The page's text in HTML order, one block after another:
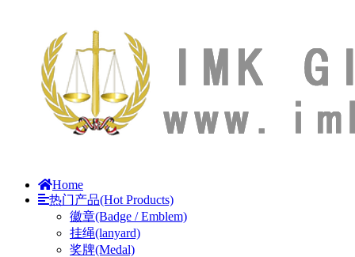
Home
热门产品(Hot Products)
徽章(Badge / Emblem)
挂绳(lanyard)
奖牌(Medal)